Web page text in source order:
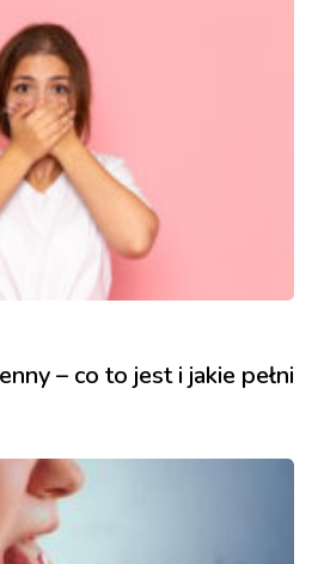
– co to jest i jakie pełni